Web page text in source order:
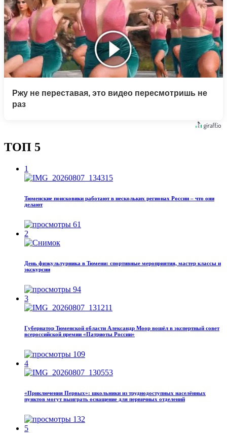
Ржу не переставая, это видео пересмотришь не
раз
ТОП 5
1
Тюменские поисковики работают в нескольких регионах России – что они
делают
61
2
День физкультурника в Тюмени: спортивные мероприятия, мастер классы и
экскурсии
94
3
Губернатор Тюменской области Александр Моор вошёл в экспертный совет
всероссийской премии «Патриоты России»
109
4
«Приключения Первых»: школьники из труднодоступных населённых
пунктов могут выиграть оснащение для первичных отделений
132
5